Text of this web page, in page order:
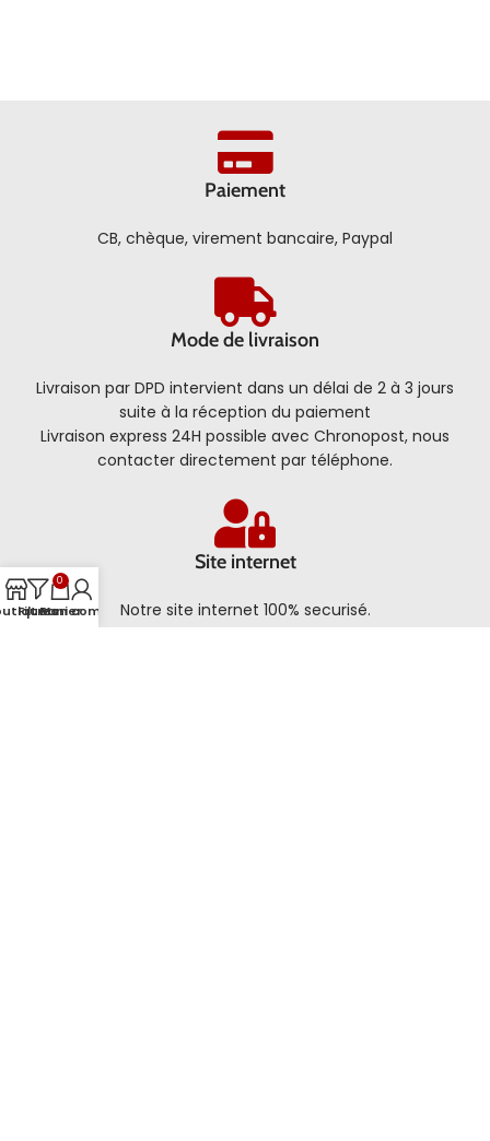
Paiement
CB, chèque, virement bancaire, Paypal
Mode de livraison
Livraison par DPD intervient dans un délai de 2 à 3 jours
suite à la réception du paiement
Livraison express 24H possible avec Chronopost, nous
contacter directement par téléphone.
Site internet
Notre site internet 100% securisé.
Filtres
0
Panier
Mon compte